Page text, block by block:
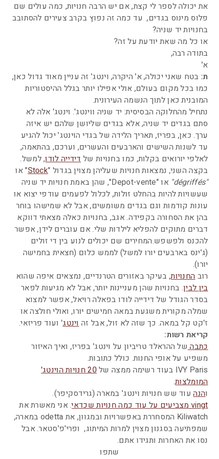
את יכולה לספר לי קצת, אם יש הרבה חנויות, כמה עולים שם
פלוס מינוס בגדים, עד כמה זה נפוץ בקרב צעירים להסתובב
בחנויות יד שניה?
או כל מה שאת יודעת על זה?
בתודה רבה,
א'
ת: בטח שאני יכולה, א' היקרה, וינטג' זה עניין מאוד גדול כאן,
כמו בכל מקום בעולם, אולי אפילו יותר בגלל ההיסטוריות
המובנית כאן לתוך הנשמה העירונית.
נתחיל מהחלוקה הבסיסית: יד שניה ווינטג'. וינטג' אלה לא
סתם בגדים יד שניה, אלא בגדים שליושן שלהם יש איזה
ערך. כאן, בפריז, תאריך הלידה של בגדי הוינטג' יכול להגיע
עד לשנות השישים והארבעים והעשרים, וערכם, בהתאמה,
לאלפי יורואים בקלות, כמו בחנויות שלדידייה לודו, למשל.
בקצה השני, נמצאות חנויות שעליהן מצוין בגדול "Stock" או
"dégriffés"
או "Depot-vente", שהן באמת חנויות יד שניה
שעשויות להיות בהחלט זולות, לכלול לפעמים עודפי יצוא או
עונות קודמות וגם בגדים משומשים, אבל לא שמישהו בוחר
בהן את הסחורה בקפידה. אגב, בחנויות כאלה מצאתי דווקא
דברים מתוקים להפליא לילדות שלי. אם עוברים לידן, אפשר
להכנס ולפשפש.המחירים שם יכולים לנוע בין די זולים
(ג'ינס בארבעים יורו למשל) לממש כלום (חצאית בחמישה
יורו).
רובהחנויות, בעיקר באזורים הטרנדיים, נמצאים איפה שהוא
בין לבין. בחנויות שהן מעניינות יותר, אבל לא מגיעות לפאר
בסדר הגודל של דידייה לודו בפאלה רויאל, אפשר למצוא
שמלה מקורית משגעת במאה חמישים יורו, ואולי חולצה או
ז'קט קל במאה. כך שזה לא זול, אבל זהוינטג' ועוד פריזאי.
קריאת רשות:
כתבהשל ההראלד טריביון על וינטג' בפריז, ואיך האיזור
משפיע על אופי החנות. כולל כתובות.
IVY Paris בעוד רשימה ממצה של
20 חנויות הוינטג'
המומלצות.
והנהעוד שש חנויות וינטג' במארה (גרידסקיפר).
vingt מצביעים על עוד כמה חנויות שכדאי
. אני מאשרת את
Kiliwatch המסחררת באפשרויות ובמגוון, את odetta במארה,
שמפתיעה בסגנון מצוין למרות המיתוג, ופרי'פ'סטאר. אבל
נסו את האחרות ותגידו אתם.
שתפו